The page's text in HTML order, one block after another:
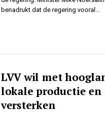
benadrukt dat de regering vooral…
LVV wil met
lokale productie
versterken